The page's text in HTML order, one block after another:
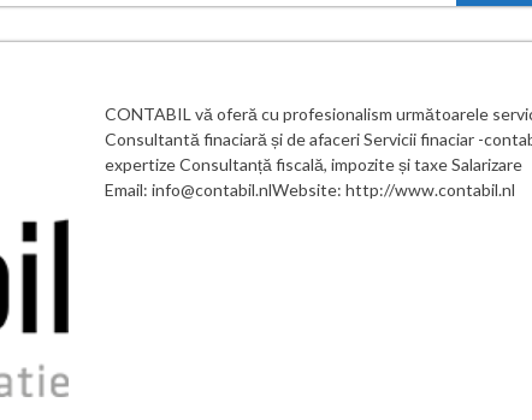
CONTABIL vă oferă cu profesionalism următoarele
Consultantă finaciară și de afaceri Servicii finaciar -
expertize Consultanță fiscală, impozite și taxe Salarizare
Email: info@contabil.nlWebsite: http://www.contabil.nl